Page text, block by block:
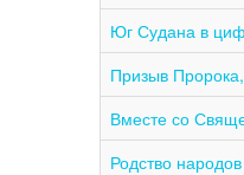
Юг Судана в
Призыв
Вместе со
Родство народов